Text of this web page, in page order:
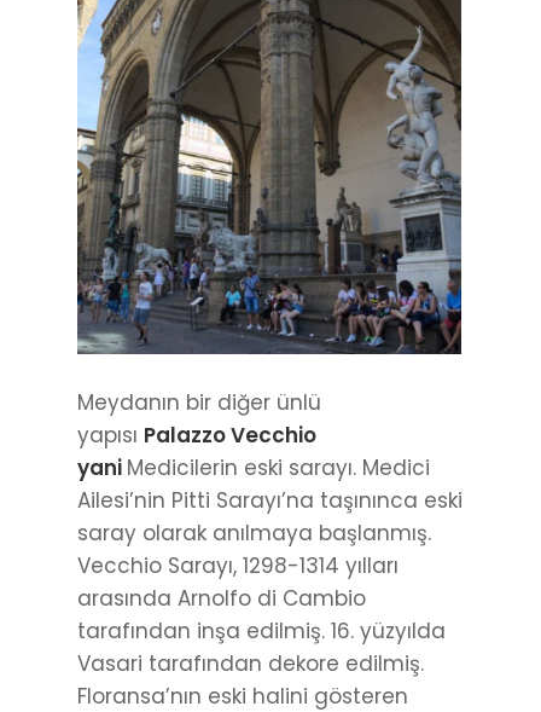
Meydanın bir diğer ünlü
yapısı Palazzo Vecchio
yani Medicilerin eski sarayı. Medici
Ailesi’nin Pitti Sarayı’na taşınınca eski
saray olarak anılmaya başlanmış.
Vecchio Sarayı, 1298-1314 yılları
arasında Arnolfo di Cambio
tarafından inşa edilmiş. 16. yüzyılda
Vasari tarafından dekore edilmiş.
Floransa’nın eski halini gösteren